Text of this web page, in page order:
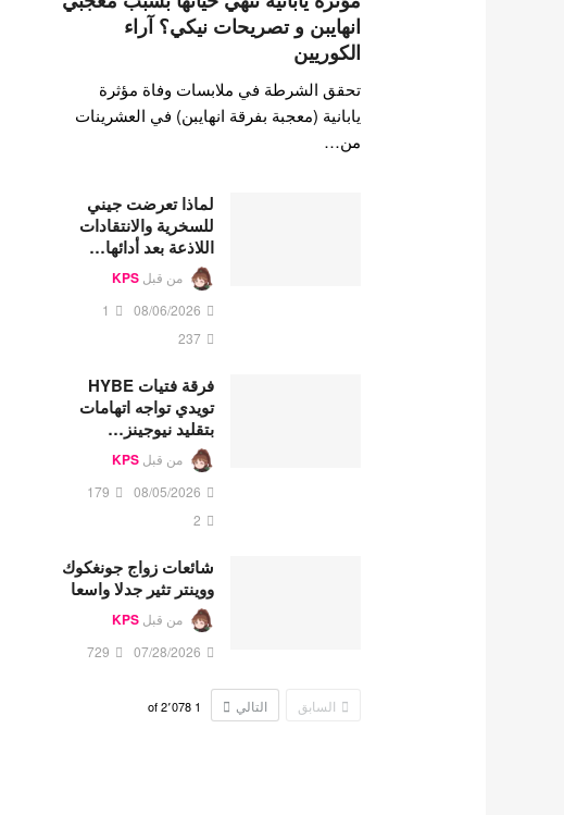
انهايبن و تصريحات نيكي؟ آراء
الكوريين
تحقق الشرطة في ملابسات وفاة مؤثرة
يابانية (معجبة بفرقة انهايبن) في العشرينات
من…
لماذا تعرضت جيني
للسخرية والانتقادات
اللاذعة بعد أدائها…
من قبل KPS
08/06/2026
1
237
فرقة فتيات HYBE
تويدي تواجه اتهامات
بتقليد نيوجينز…
من قبل KPS
08/05/2026
179
2
شائعات زواج جونغكوك
ووينتر تثير جدلا واسعا
من قبل KPS
07/28/2026
729
السابق التالي 1 2٬078